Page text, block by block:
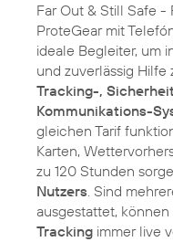
Far Out & Still Safe -
ProteGear mit
ideale Begleiter, um
und zuverlässig Hilfe
Tracking-,
Kommunikations-
gleichen Tarif
Karten,
zu 120 Stunden
Nutzers. Sind
ausgestattet,
Tracking immer live